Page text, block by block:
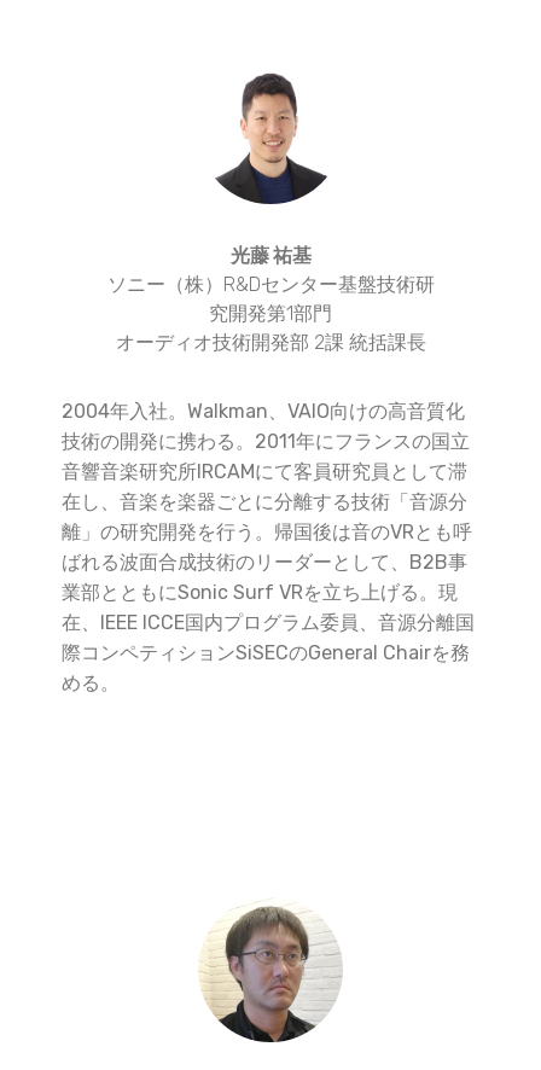
光藤 祐基
ソニー（株）R&Dセンター基盤技術研
究開発第1部門
オーディオ技術開発部 2課 統括課長
2004年入社。Walkman、VAIO向けの高音質化
技術の開発に携わる。2011年にフランスの国立
音響音楽研究所IRCAMにて客員研究員として滞
在し、音楽を楽器ごとに分離する技術「音源分
離」の研究開発を行う。帰国後は音のVRとも呼
ばれる波面合成技術のリーダーとして、B2B事
業部とともにSonic Surf VRを立ち上げる。現
在、IEEE ICCE国内プログラム委員、音源分離国
際コンペティションSiSECのGeneral Chairを務
める。